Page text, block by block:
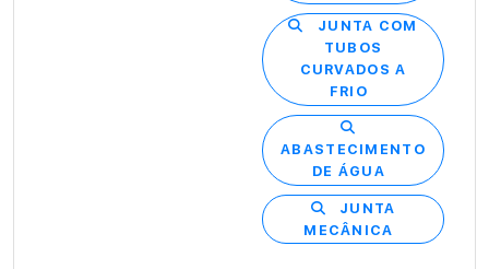
JUNTA COM
TUBOS
CURVADOS A
FRIO
ABASTECIMENTO
DE ÁGUA
JUNTA
MECÂNICA